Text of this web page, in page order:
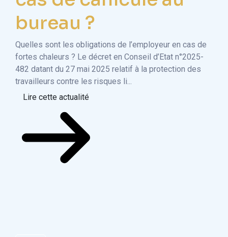
bureau ?
Quelles sont les obligations de l’employeur en cas de
fortes chaleurs ? Le décret en Conseil d’Etat n°2025-
482 datant du 27 mai 2025 relatif à la protection des
travailleurs contre les risques li...
Lire cette actualité